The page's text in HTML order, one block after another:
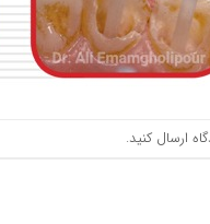
ارسال کنید.